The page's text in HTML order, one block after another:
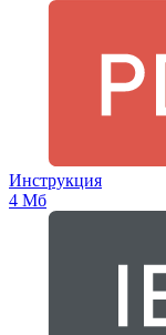
Инструкция
4 Мб